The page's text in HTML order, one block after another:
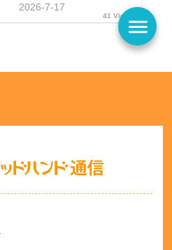
2026-7-17
41 Viewsmenu